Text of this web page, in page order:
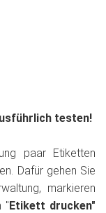
testen!
paar Etiketten
Dafür gehen Sie
markieren
"Etikett drucken"